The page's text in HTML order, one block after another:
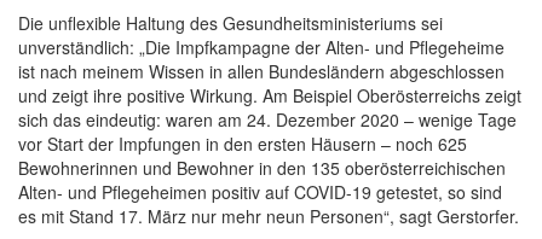
Die unflexible Haltung des Gesundheitsministeriums sei
unverständlich: „Die Impfkampagne der Alten- und Pflegeheime
ist nach meinem Wissen in allen Bundesländern abgeschlossen
und zeigt ihre positive Wirkung. Am Beispiel Oberösterreichs zeigt
sich das eindeutig: waren am 24. Dezember 2020 – wenige Tage
vor Start der Impfungen in den ersten Häusern – noch 625
Bewohnerinnen und Bewohner in den 135 oberösterreichischen
Alten- und Pflegeheimen positiv auf COVID-19 getestet, so sind
es mit Stand 17. März nur mehr neun Personen“, sagt Gerstorfer.